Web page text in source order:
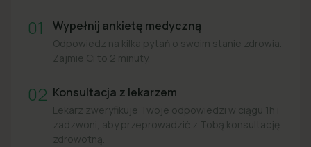
01 Wypełnij ankietę medyczną
Odpowiedz na kilka pytań o swoim stanie zdrowia.
Zajmie Ci to 2 minuty.
02 Konsultacja z lekarzem
Lekarz zweryfikuje Twoje odpowiedzi w ciągu 1h i
zadzwoni, aby przeprowadzić z Tobą konsultację
zdrowotną.